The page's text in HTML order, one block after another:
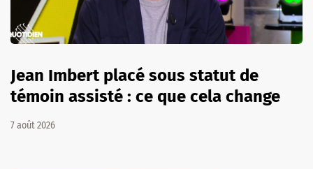
Jean Imbert placé sous statut de
témoin assisté : ce que cela change
7 août 2026